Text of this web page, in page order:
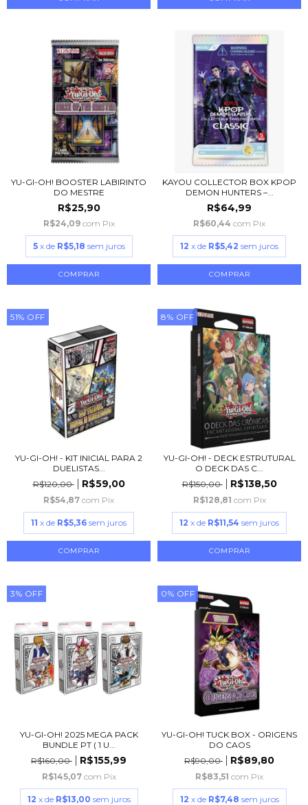
YU-GI-OH! BOOSTER LABIRINTO
DO MESTRE
R$25,90
R$24,09 com Pix
5 x de R$5,18 sem juros
KAYOU COLLECTOR BOX KPOP
DEMON HUNTERS –...
R$64,99
R$60,44 com Pix
12 x de R$5,42 sem juros
51% OFF
YU-GI-OH! - KIT INICIAL PARA 2
DUELISTAS...
R$120,00
R$59,00
R$54,87 com Pix
11 x de R$5,36 sem juros
8% OFF
YU-GI-OH! - DECK ESTRUTURAL
O DECK DAS C...
R$150,00
R$138,50
R$128,81 com Pix
12 x de R$11,54 sem juros
3% OFF
YU-GI-OH! 2025 MEGA PACK
BUNDLE PT ( 1 U...
R$160,00
R$155,99
R$145,07 com Pix
12 x de R$13,00 sem juros
0% OFF
YU-GI-OH! TUCK BOX - ORIGENS
DO CAOS
R$90,00
R$89,80
R$83,51 com Pix
12 x de R$7,48 sem juros